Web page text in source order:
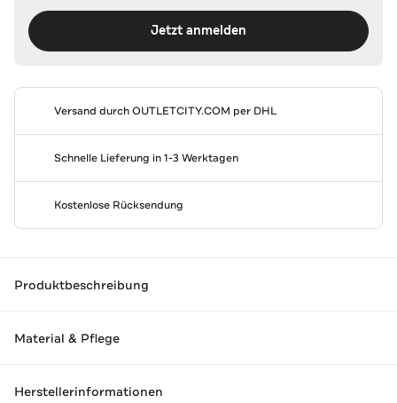
Jetzt anmelden
Versand durchOUTLETCITY.COM per DHL
Schnelle Lieferung in 1-3 Werktagen
Kostenlose Rücksendung
Produktbeschreibung
Material & Pflege
Herstellerinformationen